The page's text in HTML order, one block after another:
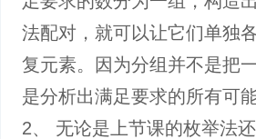
法配对，就可以让它们单独
复元素。因为分组并不是把
是分析出满足要求的所有可
2、 无论是上节课的枚举法